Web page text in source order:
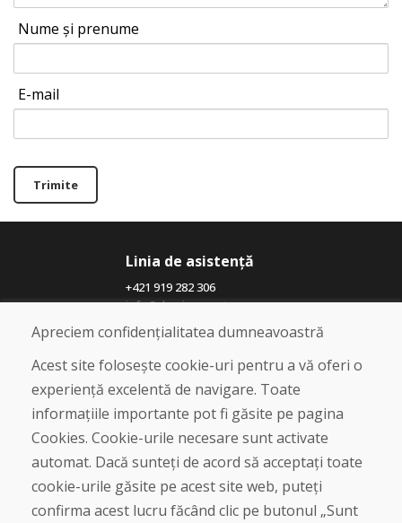
Nume și prenume
E-mail
Trimite
Linia de asistență
+421 919 282 306
info@domivosport.ro
Blog
Despre noi
Magazin
Contact
Cumpărare
Magazin online
Apreciem confidențialitatea dumneavoastră
Acest site folosește cookie-uri pentru a vă oferi o
experiență excelentă de navigare. Toate
informațiile importante pot fi găsite pe pagina
Cookies. Cookie-urile necesare sunt activate
automat. Dacă sunteți de acord să acceptați toate
cookie-urile găsite pe acest site web, puteți
confirma acest lucru făcând clic pe butonul „Sunt